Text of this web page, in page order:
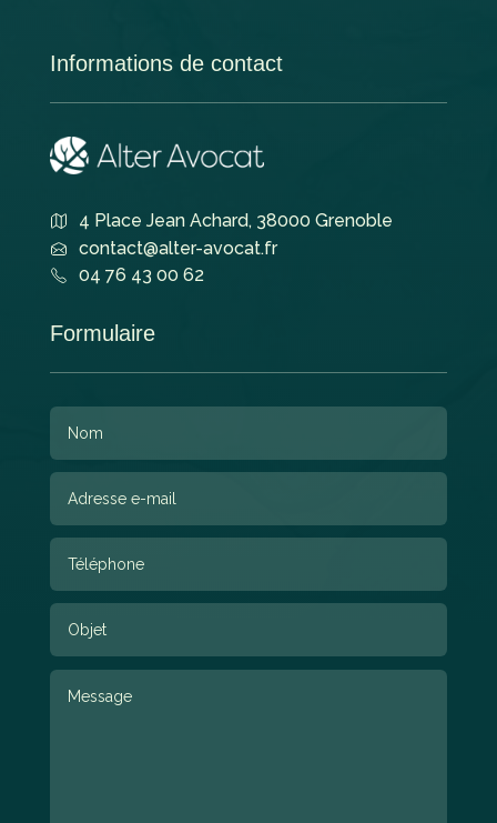
Informations de contact
4 Place Jean Achard, 38000 Grenoble
contact@alter-avocat.fr
04 76 43 00 62
Formulaire